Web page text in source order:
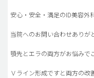
安全整形
料金一覧
安心・安全・満足のID美容外
当院へのお問い合わせありが
顎先とエラの両方がお悩みで
Ｖライン形成ですと両方の改